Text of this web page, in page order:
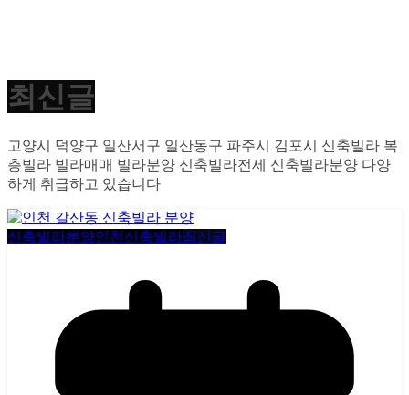
최신글
고양시 덕양구 일산서구 일산동구 파주시 김포시 신축빌라 복
층빌라 빌라매매 빌라분양 신축빌라전세 신축빌라분양 다양
하게 취급하고 있습니다
신축빌라분양인천신축빌라최신글